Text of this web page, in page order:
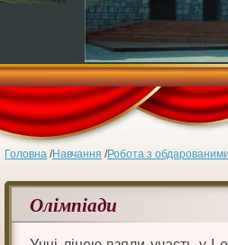
Головна /Навчання /Робота з
Олімпіади